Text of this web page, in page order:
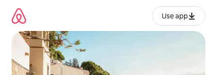
contenido
Use app